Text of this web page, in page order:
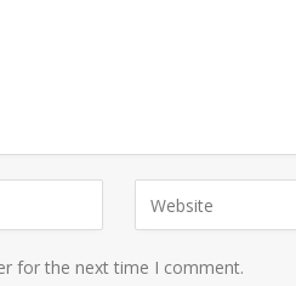
for the next time I comment.